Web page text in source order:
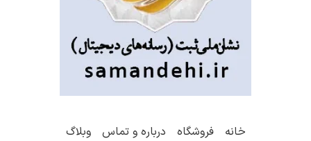
خانه فروشگاه درباره و تماس وبلاگ